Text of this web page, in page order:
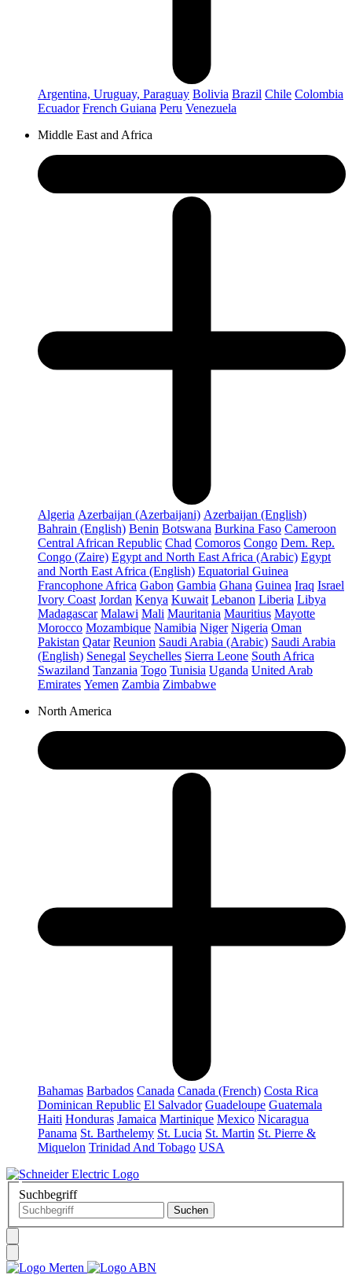
Argentina, Uruguay, Paraguay Bolivia Brazil Chile Colombia
Ecuador French Guiana Peru Venezuela
Middle East and Africa
Algeria Azerbaijan (Azerbaijani) Azerbaijan (English)
Bahrain (English) Benin Botswana Burkina Faso Cameroon
Central African Republic Chad Comoros Congo Dem. Rep.
Congo (Zaire) Egypt and North East Africa (Arabic) Egypt
and North East Africa (English) Equatorial Guinea
Francophone Africa Gabon Gambia Ghana Guinea Iraq Israel
Ivory Coast Jordan Kenya Kuwait Lebanon Liberia Libya
Madagascar Malawi Mali Mauritania Mauritius Mayotte
Morocco Mozambique Namibia Niger Nigeria Oman
Pakistan Qatar Reunion Saudi Arabia (Arabic) Saudi Arabia
(English) Senegal Seychelles Sierra Leone South Africa
Swaziland Tanzania Togo Tunisia Uganda United Arab
Emirates Yemen Zambia Zimbabwe
North America
Bahamas Barbados Canada Canada (French) Costa Rica
Dominican Republic El Salvador Guadeloupe Guatemala
Haiti Honduras Jamaica Martinique Mexico Nicaragua
Panama St. Barthelemy St. Lucia St. Martin St. Pierre &
Miquelon Trinidad And Tobago USA
Suchbegriff